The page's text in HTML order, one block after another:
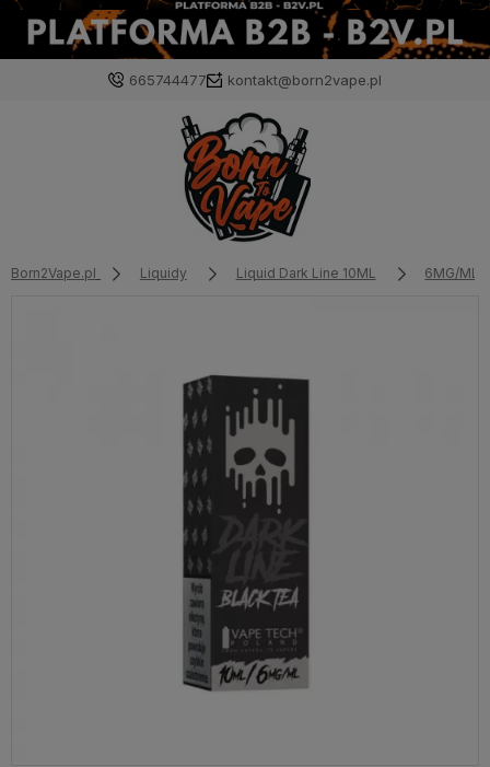
665744477 kontakt@born2vape.pl
Born2Vape.pl Liquidy Liquid Dark Line 10ML 6MG/ML